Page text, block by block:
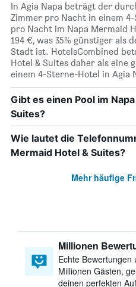
In Agia Napa beträgt der
Zimmer pro Nacht in einem
pro Nacht im Napa Mermaid
194 €, was 35% günstiger als
Stadt ist. HotelsCombined
Hotel & Suites daher als eine
einem 4-Sterne-Hotel in Agia
Gibt es einen Pool im
Suites?
Wie lautet die
Mermaid Hotel & Suites?
Mehr häufige
Millionen
Echte Bewertungen
Millionen Gästen,
deinen perfekten